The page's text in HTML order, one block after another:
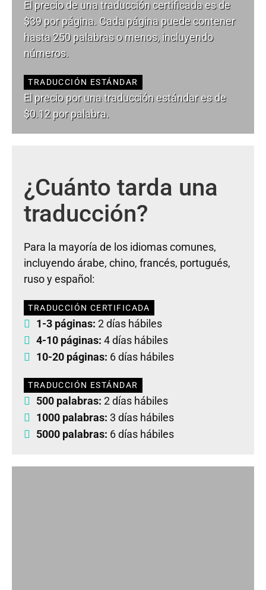
El precio de una traducción certificada es de
$39 por página. Cada página puede contener
hasta 250 palabras o menos, incluyendo
números.
TRADUCCIÓN ESTÁNDAR
El precio por una traducción estándar es de
$0.12 por palabra.
¿Cuánto tarda una
traducción?
Para la mayoría de los idiomas comunes,
incluyendo árabe, chino, francés, portugués,
ruso y español:
TRADUCCIÓN CERTIFICADA
1-3 páginas: 2 días hábiles
4-10 páginas: 4 días hábiles
10-20 páginas: 6 días hábiles
TRADUCCIÓN ESTÁNDAR
500 palabras: 2 días hábiles
1000 palabras: 3 días hábiles
5000 palabras: 6 días hábiles